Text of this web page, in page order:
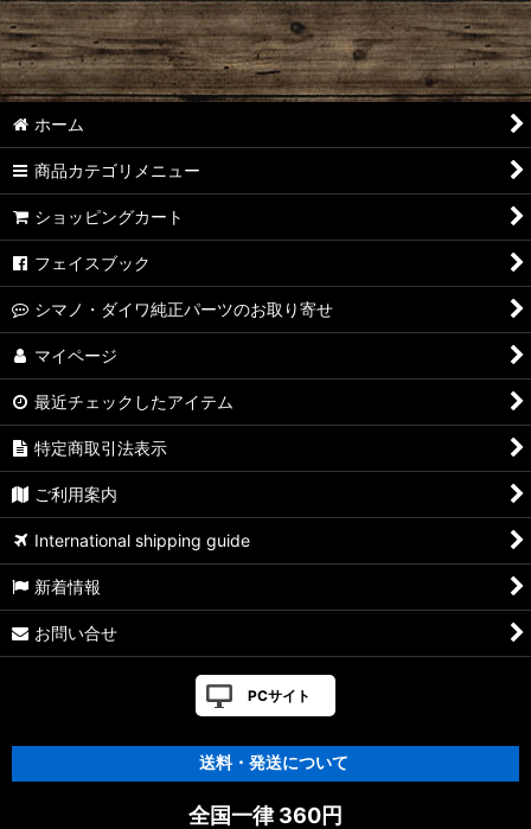
ホーム
商品カテゴリメニュー
ショッピングカート
フェイスブック
シマノ・ダイワ純正パーツのお取り寄せ
マイページ
最近チェックしたアイテム
特定商取引法表示
ご利用案内
International shipping guide
新着情報
お問い合せ
PCサイト
送料・発送について
全国一律 360円